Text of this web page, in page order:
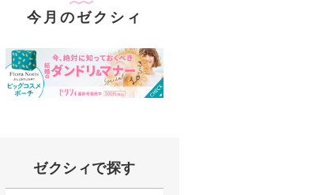
今月のゼクシィ
ゼクシィで探す